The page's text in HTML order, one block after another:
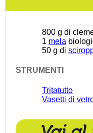
800 g di
1 mela
50 g di
STRUMENTI
Tritatutto
Vasetti di